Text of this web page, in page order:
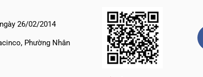
26/02/2014
Phường Nhân